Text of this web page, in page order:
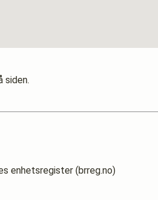
siden.
enhetsregister (brreg.no)